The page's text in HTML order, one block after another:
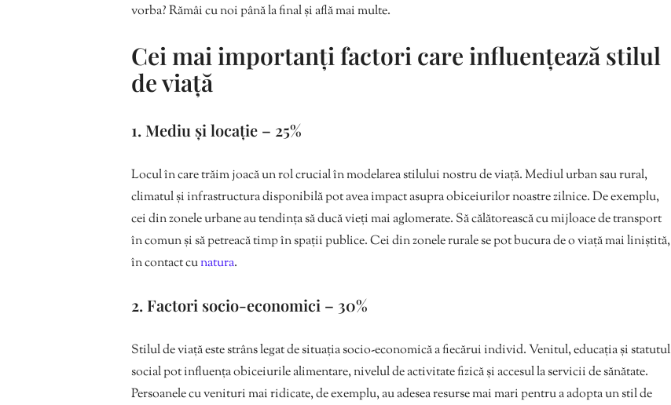
vorba? Rămâi cu noi până la final și află mai multe.
Cei mai importanți factori care influențează stilul
de viață
1. Mediu și locație – 25%
Locul în care trăim joacă un rol crucial în modelarea stilului nostru de viață. Mediul urban sau rural,
climatul și infrastructura disponibilă pot avea impact asupra obiceiurilor noastre zilnice. De exemplu,
cei din zonele urbane au tendința să ducă vieți mai aglomerate. Să călătorească cu mijloace de transport
în comun și să petreacă timp în spații publice. Cei din zonele rurale se pot bucura de o viață mai liniștită,
în contact cunatura.
2. Factori socio-economici – 30%
Stilul de viață este strâns legat de situația socio-economică a fiecărui individ. Venitul, educația și statutul
social pot influența obiceiurile alimentare, nivelul de activitate fizică și accesul la servicii de sănătate.
Persoanele cu venituri mai ridicate, de exemplu, au adesea resurse mai mari pentru a adopta un stil de